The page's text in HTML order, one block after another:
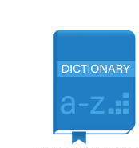
содержимому